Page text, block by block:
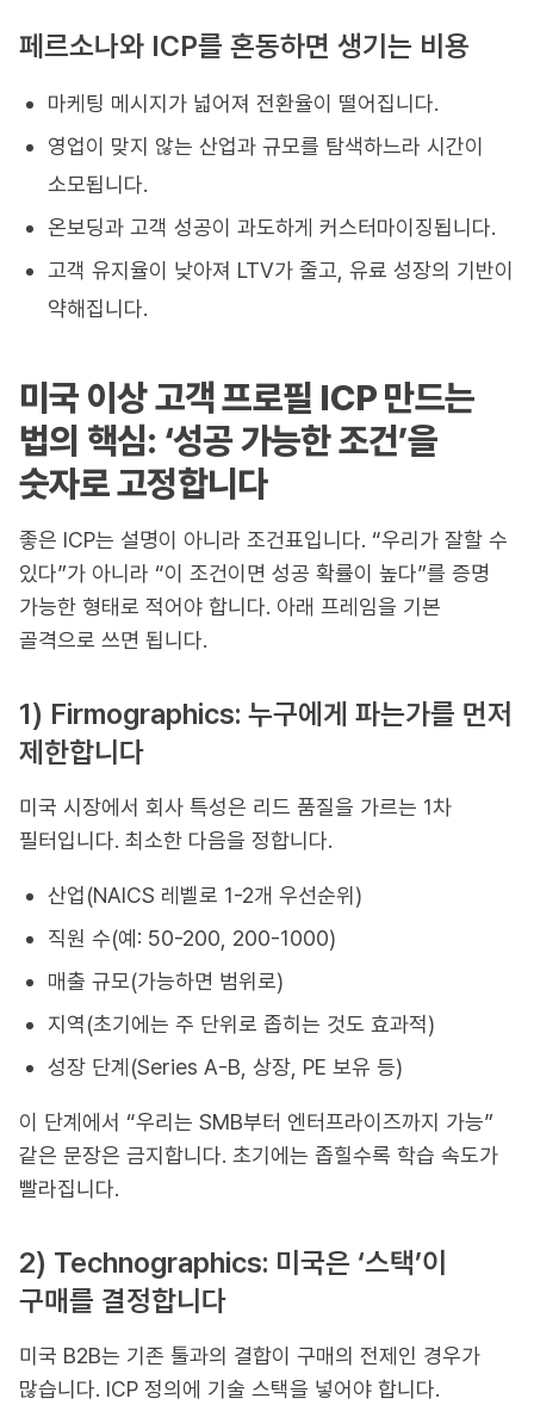
페르소나와 ICP를 혼동하면 생기는 비용
마케팅 메시지가 넓어져 전환율이 떨어집니다.
영업이 맞지 않는 산업과 규모를 탐색하느라 시간이
소모됩니다.
온보딩과 고객 성공이 과도하게 커스터마이징됩니다.
고객 유지율이 낮아져 LTV가 줄고, 유료 성장의 기반이
약해집니다.
미국 이상 고객 프로필 ICP 만드는
법의 핵심: ‘성공 가능한 조건’을
숫자로 고정합니다
좋은 ICP는 설명이 아니라 조건표입니다. “우리가 잘할 수
있다”가 아니라 “이 조건이면 성공 확률이 높다”를 증명
가능한 형태로 적어야 합니다. 아래 프레임을 기본
골격으로 쓰면 됩니다.
1) Firmographics: 누구에게 파는가를 먼저
제한합니다
미국 시장에서 회사 특성은 리드 품질을 가르는 1차
필터입니다. 최소한 다음을 정합니다.
산업(NAICS 레벨로 1-2개 우선순위)
직원 수(예: 50-200, 200-1000)
매출 규모(가능하면 범위로)
지역(초기에는 주 단위로 좁히는 것도 효과적)
성장 단계(Series A-B, 상장, PE 보유 등)
이 단계에서 “우리는 SMB부터 엔터프라이즈까지 가능”
같은 문장은 금지합니다. 초기에는 좁힐수록 학습 속도가
빨라집니다.
2) Technographics: 미국은 ‘스택’이
구매를 결정합니다
미국 B2B는 기존 툴과의 결합이 구매의 전제인 경우가
많습니다. ICP 정의에 기술 스택을 넣어야 합니다.